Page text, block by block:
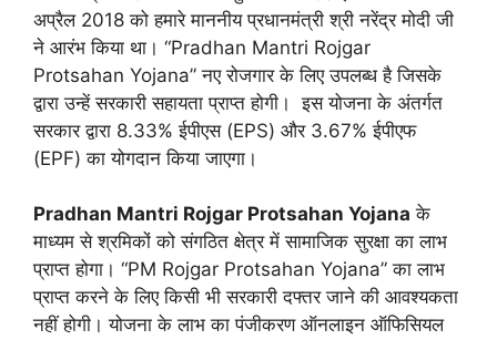
अप्रैल 2018 को हमारे माननीय प्रधानमंत्री श्री नरेंद्र मोदी जी
ने आरंभ किया था। “Pradhan Mantri Rojgar
Protsahan Yojana” नए रोजगार के लिए उपलब्ध है जिसके
द्वारा उन्हें सरकारी सहायता प्राप्त होगी। इस योजना के अंतर्गत
सरकार द्वारा 8.33% ईपीएस (EPS) और 3.67% ईपीएफ
(EPF) का योगदान किया जाएगा।
Pradhan Mantri Rojgar Protsahan Yojana के
माध्यम से श्रमिकों को संगठित क्षेत्र में सामाजिक सुरक्षा का लाभ
प्राप्त होगा। “PM Rojgar Protsahan Yojana” का लाभ
प्राप्त करने के लिए किसी भी सरकारी दफ्तर जाने की आवश्यकता
नहीं होगी। योजना के लाभ का पंजीकरण ऑनलाइन ऑफिसियल